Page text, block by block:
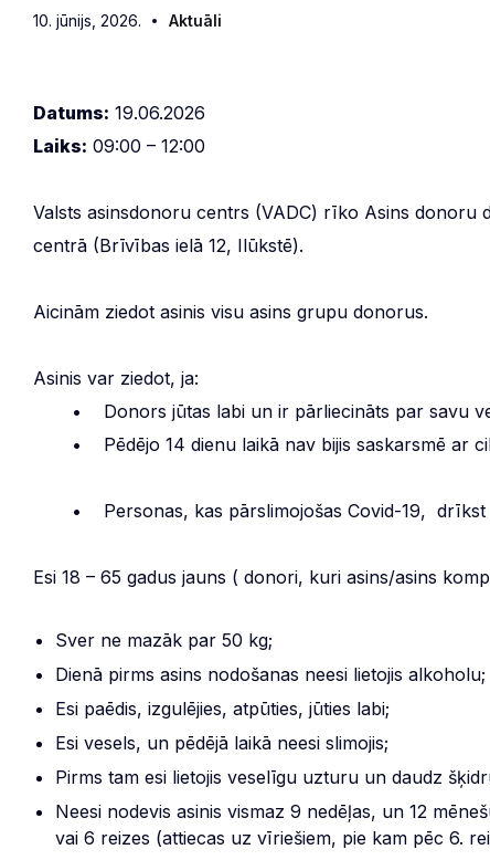
10. jūnijs, 2026. Aktuāli
Datums: 19.06.2026
Laiks: 09:00 – 12:00
Valsts asinsdonoru centrs (VADC) rīko Asins donoru
centrā (Brīvības ielā 12, Ilūkstē).
Aicinām ziedot asinis visu asins grupu donorus.
Asinis var ziedot, ja:
• Donors jūtas labi un ir pārliecināts par savu
• Pēdējo 14 dienu laikā nav bijis saskarsmē ar
• Personas, kas pārslimojošas Covid-19, drīkst
Esi 18 – 65 gadus jauns ( donori, kuri asins/asins
Sver ne mazāk par 50 kg;
Dienā pirms asins nodošanas neesi lietojis alkoholu;
Esi paēdis, izgulējies, atpūties, jūties labi;
Esi vesels, un pēdējā laikā neesi slimojis;
Pirms tam esi lietojis veselīgu uzturu un daudz
Neesi nodevis asinis vismaz 9 nedēļas, un 12
vai 6 reizes (attiecas uz vīriešiem, pie kam pēc 6.